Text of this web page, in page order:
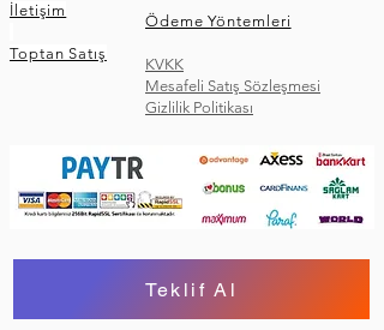
İletişim
Toptan Satış
Ödeme Yöntemleri
KVKK
Mesafeli Satış Sözleşmesi
Gizlilik Politikası
Teklif Al